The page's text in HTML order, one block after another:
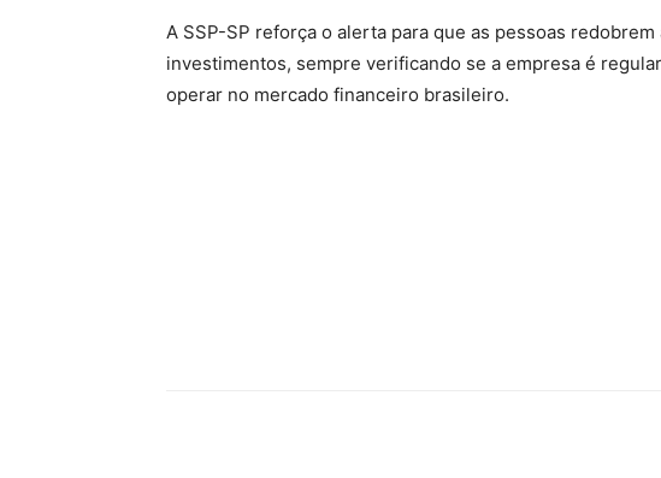
A SSP-SP reforça o alerta para que as pessoas
investimentos, sempre verificando se a empresa é
operar no mercado financeiro brasileiro.